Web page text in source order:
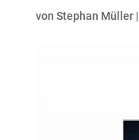
von Stephan Müller|